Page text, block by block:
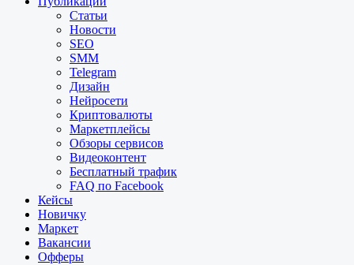
Статьи
Новости
SEO
SMM
Telegram
Дизайн
Нейросети
Криптовалюты
Маркетплейсы
Обзоры сервисов
Видеоконтент
Бесплатный трафик
FAQ по Facebook
Кейсы
Новичку
Маркет
Вакансии
Офферы